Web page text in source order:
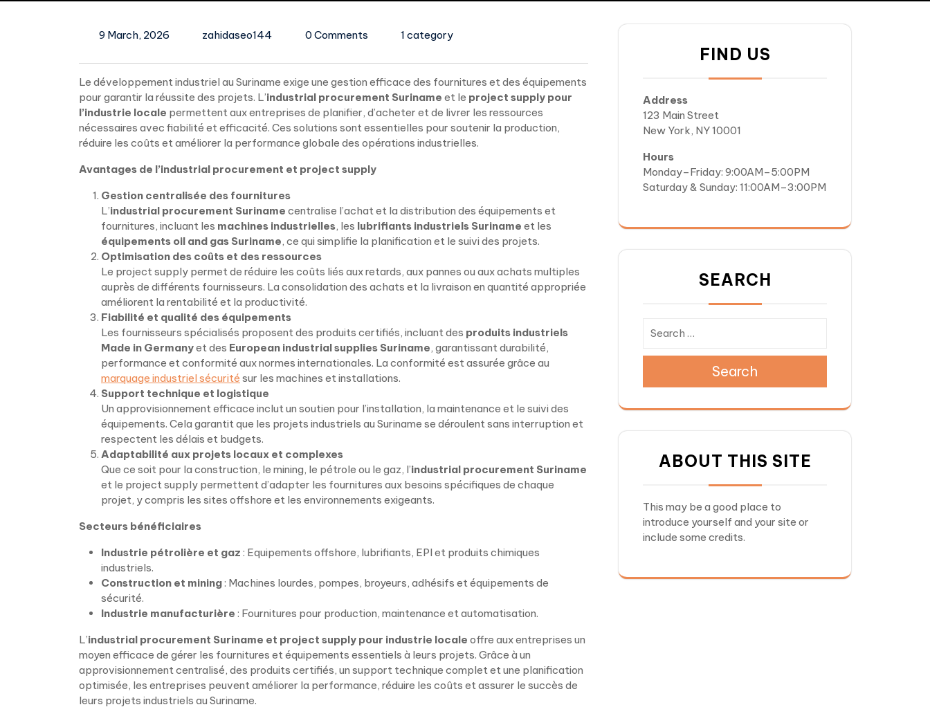
9 March, 2026 zahidaseo144 0 Comments 1 category
Le développement industriel au Suriname exige une gestion efficace des fournitures et des équipements
pour garantir la réussite des projets. L’industrial procurement Suriname et le project supply pour
l’industrie locale permettent aux entreprises de planifier, d’acheter et de livrer les ressources
nécessaires avec fiabilité et efficacité. Ces solutions sont essentielles pour soutenir la production,
réduire les coûts et améliorer la performance globale des opérations industrielles.
Avantages de l’industrial procurement et project supply
Gestion centralisée des fournitures
L’industrial procurement Suriname centralise l’achat et la distribution des équipements et
fournitures, incluant les machines industrielles, les lubrifiants industriels Suriname et les
équipements oil and gas Suriname, ce qui simplifie la planification et le suivi des projets.
Optimisation des coûts et des ressources
Le project supply permet de réduire les coûts liés aux retards, aux pannes ou aux achats multiples
auprès de différents fournisseurs. La consolidation des achats et la livraison en quantité appropriée
améliorent la rentabilité et la productivité.
Fiabilité et qualité des équipements
Les fournisseurs spécialisés proposent des produits certifiés, incluant des produits industriels
Made in Germanyet des European industrial supplies Suriname, garantissant durabilité,
performance et conformité aux normes internationales. La conformité est assurée grâce au
marquage industriel sécurité sur les machines et installations.
Support technique et logistique
Un approvisionnement efficace inclut un soutien pour l’installation, la maintenance et le suivi des
équipements. Cela garantit que les projets industriels au Suriname se déroulent sans interruption et
respectent les délais et budgets.
Adaptabilité aux projets locaux et complexes
Que ce soit pour la construction, le mining, le pétrole ou le gaz, l’industrial procurement Suriname
et le project supply permettent d’adapter les fournitures aux besoins spécifiques de chaque
projet, y compris les sites offshore et les environnements exigeants.
Secteurs bénéficiaires
Industrie pétrolière et gaz : Equipements offshore, lubrifiants, EPI et produits chimiques
industriels.
Construction et mining: Machines lourdes, pompes, broyeurs, adhésifs et équipements de
sécurité.
Industrie manufacturière : Fournitures pour production, maintenance et automatisation.
L’industrial procurement Suriname et project supply pour industrie locale offre aux entreprises un
moyen efficace de gérer les fournitures et équipements essentiels à leurs projets. Grâce à un
approvisionnement centralisé, des produits certifiés, un support technique complet et une planification
optimisée, les entreprises peuvent améliorer la performance, réduire les coûts et assurer le succès de
leurs projets industriels au Suriname.
FIND US
Address
123 Main Street
New York, NY 10001
Hours
Monday–Friday: 9:00AM–5:00PM
Saturday & Sunday: 11:00AM–3:00PM
SEARCH
Search
ABOUT THIS SITE
This may be a good place to
introduce yourself and your site or
include some credits.